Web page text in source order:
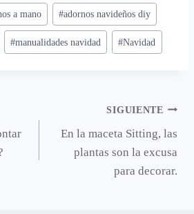
a mano #adornos navideños diy
#manualidades navidad #Navidad
SIGUIENTE
En la maceta Sitting, las
plantas son la excusa
para decorar.